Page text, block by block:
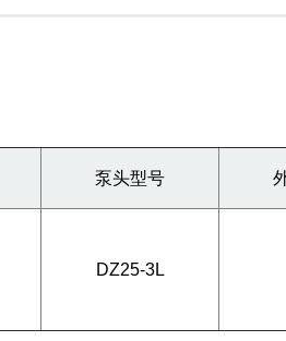
泵头型号
DZ25-3L